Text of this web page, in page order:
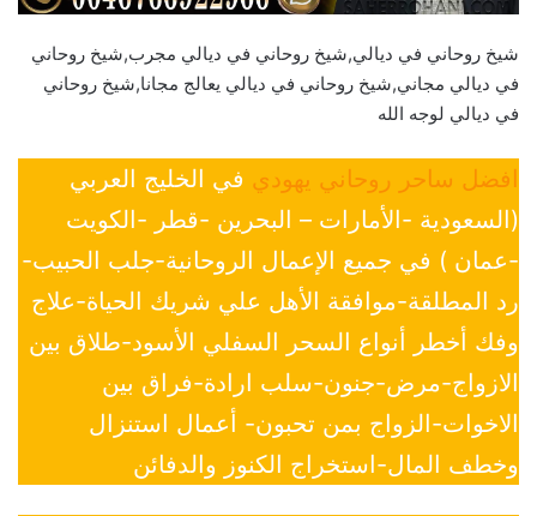
شيخ روحاني في ديالي,شيخ روحاني في ديالي مجرب,شيخ روحاني
في ديالي مجاني,شيخ روحاني في ديالي يعالج مجانا,شيخ روحاني
في ديالي لوجه الله
افضل ساحر روحاني يهودي في الخليج العربي
(السعودية -الأمارات – البحرين -قطر -الكويت
-عمان ) في جميع الإعمال الروحانية-جلب الحبيب-
رد المطلقة-موافقة الأهل علي شريك الحياة-علاج
وفك أخطر أنواع السحر السفلي الأسود-طلاق بين
الازواج-مرض-جنون-سلب ارادة-فراق بين
الاخوات-الزواج بمن تحبون- أعمال استنزال
وخطف المال-استخراج الكنوز والدفائن